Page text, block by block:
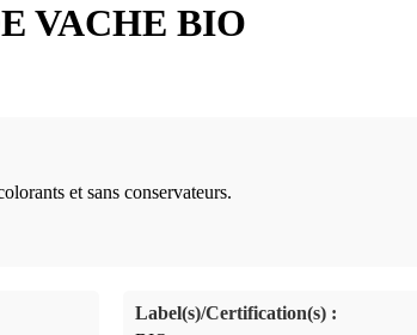
VACHE BIO
et sans conservateurs.
Label(s)/Certification(s) :